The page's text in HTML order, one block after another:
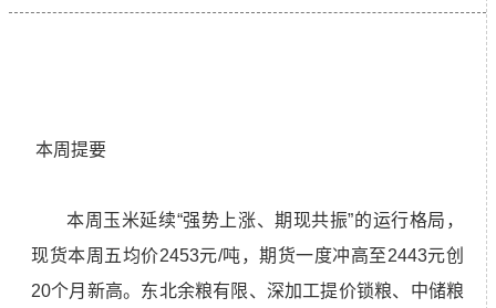
本周提要
本周玉米延续“强势上涨、期现共振”的运行格局，
现货本周五均价2453元/吨，期货一度冲高至2443元创
20个月新高。东北余粮有限、深加工提价锁粮、中储粮